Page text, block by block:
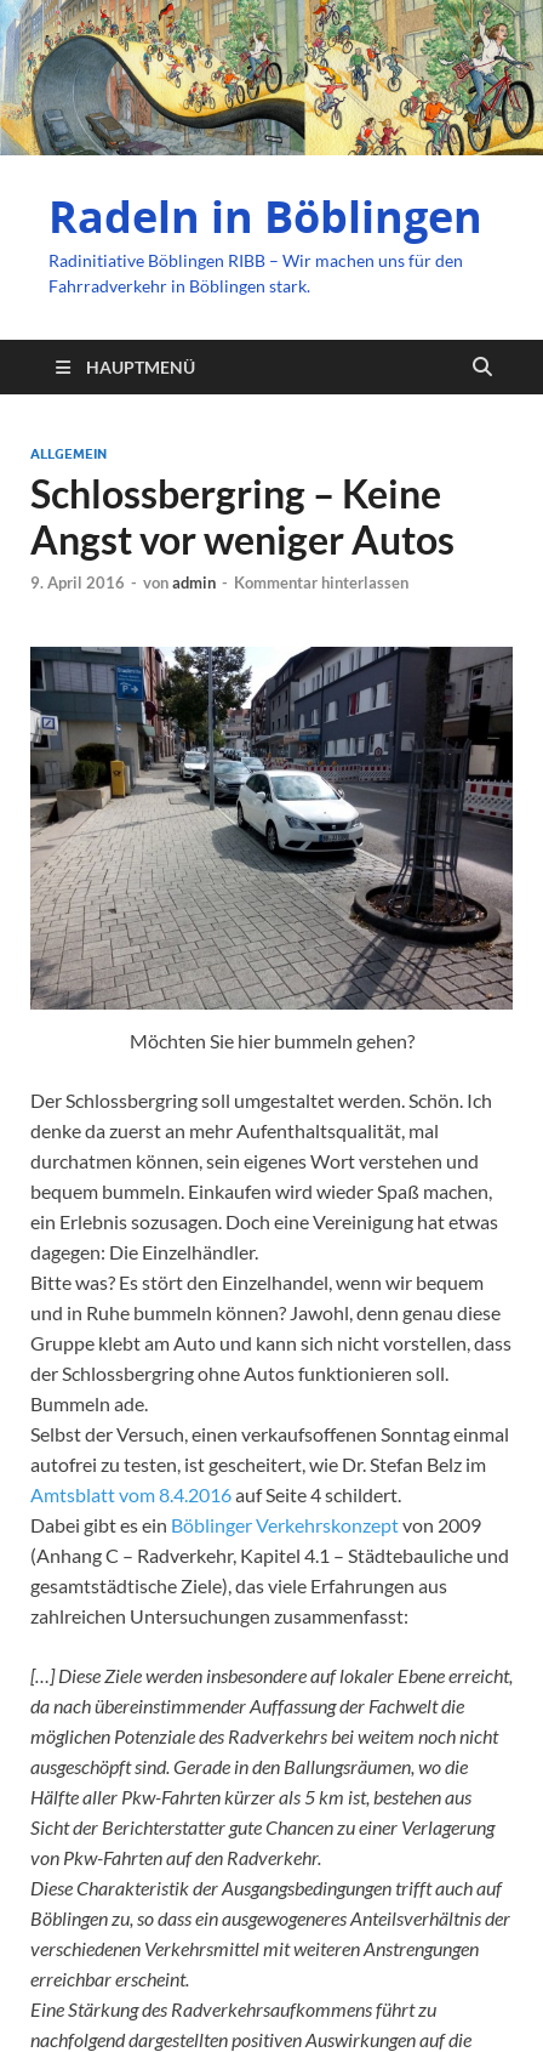
Radeln in Böblingen
Radinitiative Böblingen RIBB – Wir machen uns für den
Fahrradverkehr in Böblingen stark.
HAUPTMENÜ
ALLGEMEIN
Schlossbergring – Keine
Angst vor weniger Autos
9. April 2016 - vonadmin - Kommentar hinterlassen
Möchten Sie hier bummeln gehen?
Der Schlossbergring soll umgestaltet werden. Schön. Ich
denke da zuerst an mehr Aufenthaltsqualität, mal
durchatmen können, sein eigenes Wort verstehen und
bequem bummeln. Einkaufen wird wieder Spaß machen,
ein Erlebnis sozusagen. Doch eine Vereinigung hat etwas
dagegen: Die Einzelhändler.
Bitte was? Es stört den Einzelhandel, wenn wir bequem
und in Ruhe bummeln können? Jawohl, denn genau diese
Gruppe klebt am Auto und kann sich nicht vorstellen, dass
der Schlossbergring ohne Autos funktionieren soll.
Bummeln ade.
Selbst der Versuch, einen verkaufsoffenen Sonntag einmal
autofrei zu testen, ist gescheitert, wie Dr. Stefan Belz im
Amtsblatt vom 8.4.2016auf Seite 4 schildert.
Dabei gibt es ein Böblinger Verkehrskonzeptvon 2009
(Anhang C – Radverkehr, Kapitel 4.1 – Städtebauliche und
gesamtstädtische Ziele), das viele Erfahrungen aus
zahlreichen Untersuchungen zusammenfasst:
[…] Diese Ziele werden insbesondere auf lokaler Ebene erreicht,
da nach übereinstimmender Auffassung der Fachwelt die
möglichen Potenziale des Radverkehrs bei weitem noch nicht
ausgeschöpft sind. Gerade in den Ballungsräumen, wo die
Hälfte aller Pkw-Fahrten kürzer als 5 km ist, bestehen aus
Sicht der Berichterstatter gute Chancen zu einer Verlagerung
von Pkw-Fahrten auf den Radverkehr.
Diese Charakteristik der Ausgangsbedingungen trifft auch auf
Böblingen zu, so dass ein ausgewogeneres Anteilsverhältnis der
verschiedenen Verkehrsmittel mit weiteren Anstrengungen
erreichbar erscheint.
Eine Stärkung des Radverkehrsaufkommens führt zu
nachfolgend dargestellten positiven Auswirkungen auf die